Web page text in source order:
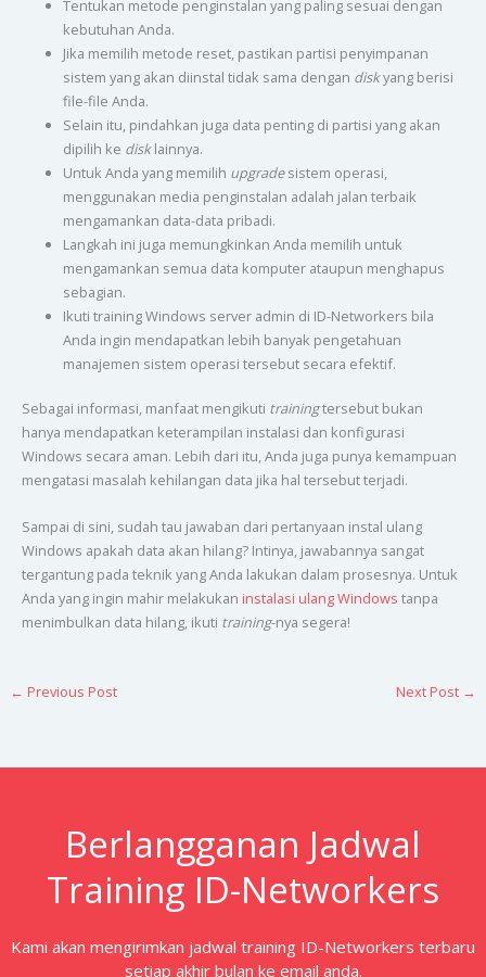
Tentukan metode penginstalan yang paling sesuai dengan
kebutuhan Anda.
Jika memilih metode reset, pastikan partisi penyimpanan
sistem yang akan diinstal tidak sama dengan diskyang berisi
file-file Anda.
Selain itu, pindahkan juga data penting di partisi yang akan
dipilih ke disklainnya.
Untuk Anda yang memilih upgradesistem operasi,
menggunakan media penginstalan adalah jalan terbaik
mengamankan data-data pribadi.
Langkah ini juga memungkinkan Anda memilih untuk
mengamankan semua data komputer ataupun menghapus
sebagian.
Ikuti training Windows server admin di ID-Networkers bila
Anda ingin mendapatkan lebih banyak pengetahuan
manajemen sistem operasi tersebut secara efektif.
Sebagai informasi, manfaat mengikuti trainingtersebut bukan
hanya mendapatkan keterampilan instalasi dan konfigurasi
Windows secara aman. Lebih dari itu, Anda juga punya kemampuan
mengatasi masalah kehilangan data jika hal tersebut terjadi.
Sampai di sini, sudah tau jawaban dari pertanyaan instal ulang
Windows apakah data akan hilang? Intinya, jawabannya sangat
tergantung pada teknik yang Anda lakukan dalam prosesnya. Untuk
Anda yang ingin mahir melakukan instalasi ulang Windows tanpa
menimbulkan data hilang, ikuti training-nya segera!
← Previous Post Next Post →
Berlangganan Jadwal
Training ID-Networkers
Kami akan mengirimkan jadwal training ID-Networkers terbaru
setiap akhir bulan ke email anda.